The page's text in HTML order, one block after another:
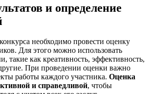
и определение
необходимо провести оценку
Для этого можно использовать
такие как креативность, эффективность,
При проведении оценки важно
работы каждого участника. Оценка
и справедливой, чтобы